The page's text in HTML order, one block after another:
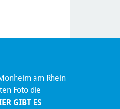
am Rhein
Foto die
GIBT ES